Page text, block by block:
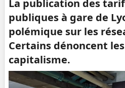
La publication des
publiques à gare de
polémique sur les
Certains dénoncent
capitalisme.